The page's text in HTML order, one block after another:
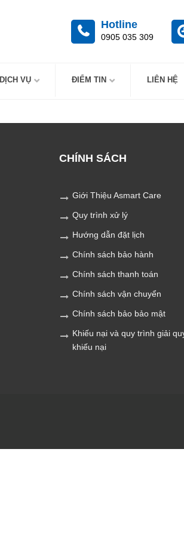
Hotline
0905 035 309
DỊCH VỤ ĐIỂM TIN LIÊN HỆ
CHÍNH SÁCH
Giới Thiệu Asmart Care
Quy trình xử lý
Hướng dẫn đặt lịch
Chính sách bảo hành
Chính sách thanh toán
Chính sách vận chuyển
Chính sách bảo bảo mật
Khiếu nại và quy trình giải
khiếu nại